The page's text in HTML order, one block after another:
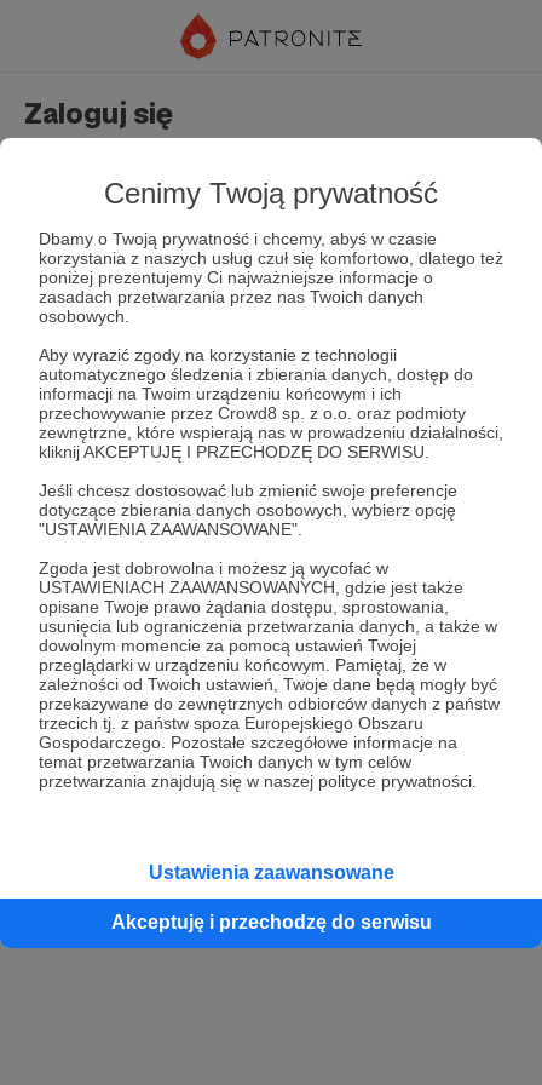
Cenimy Twoją prywatność
Dbamy o Twoją prywatność i chcemy, abyś w czasie
korzystania z naszych usług czuł się komfortowo, dlatego też
poniżej prezentujemy Ci najważniejsze informacje o
zasadach przetwarzania przez nas Twoich danych
osobowych.
Aby wyrazić zgody na korzystanie z technologii
automatycznego śledzenia i zbierania danych, dostęp do
informacji na Twoim urządzeniu końcowym i ich
przechowywanie przez Crowd8 sp. z o.o. oraz podmioty
zewnętrzne, które wspierają nas w prowadzeniu działalności,
kliknij AKCEPTUJĘ I PRZECHODZĘ DO SERWISU.
Jeśli chcesz dostosować lub zmienić swoje preferencje
dotyczące zbierania danych osobowych, wybierz opcję
"USTAWIENIA ZAAWANSOWANE".
Zgoda jest dobrowolna i możesz ją wycofać w
USTAWIENIACH ZAAWANSOWANYCH, gdzie jest także
opisane Twoje prawo żądania dostępu, sprostowania,
usunięcia lub ograniczenia przetwarzania danych, a także w
dowolnym momencie za pomocą ustawień Twojej
przeglądarki w urządzeniu końcowym. Pamiętaj, że w
zależności od Twoich ustawień, Twoje dane będą mogły być
przekazywane do zewnętrznych odbiorców danych z państw
trzecich tj. z państw spoza Europejskiego Obszaru
Gospodarczego. Pozostałe szczegółowe informacje na
temat przetwarzania Twoich danych w tym celów
przetwarzania znajdują się w naszej polityce prywatności.
Ustawienia zaawansowane
Akceptuję i przechodzę do serwisu
Zaloguj się
Zapamiętaj mnie Zapomniałeś hasła?
Zaloguj
lub
Kontynuuj z Google
Kontynuuj z Facebook
Kontynuuj z Apple
konta przez osobę niepełnoletnią” dostępny w regulaminie Patronite.pl